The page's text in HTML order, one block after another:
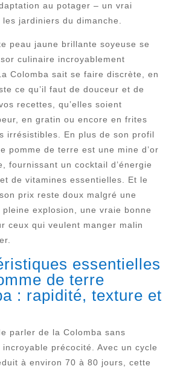
au potager – un vrai
jardiniers du dimanche.
peau jaune brillante soyeuse se
culinaire incroyablement
Colomba sait se faire discrète, en
ce qu’il faut de douceur et de
recettes, qu’elles soient
en gratin ou encore en frites
irrésistibles. En plus de son profil
pomme de terre est une mine d’or
fournissant un cocktail d’énergie
de vitamines essentielles. Et le
prix reste doux malgré une
pleine explosion, une vraie bonne
ceux qui veulent manger malin
essentielles
de terre
: rapidité, texture et
parler de la Colomba sans
précocité. Avec un cycle
à environ 70 à 80 jours, cette